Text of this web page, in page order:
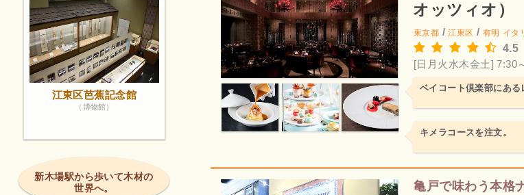
オッツィオ）
東京都 /江東区 / 有明 イタ
4.5
[日月火水木金土] 7:30
ベイコート倶楽部にある
キメラコースを注文。
亀戸で味わう本格
江東区芭蕉記念館
（博物館）
新木場駅から歩いて木材の
世界へ。